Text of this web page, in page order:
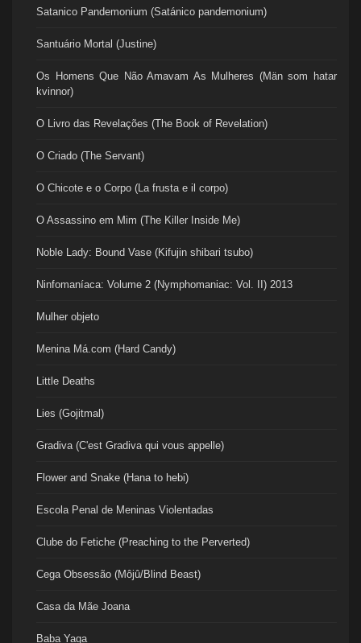
Satanico Pandemonium (Satánico pandemonium)
Santuário Mortal (Justine)
Os Homens Que Não Amavam As Mulheres (Män som hatar
kvinnor)
O Livro das Revelações (The Book of Revelation)
O Criado (The Servant)
O Chicote e o Corpo (La frusta e il corpo)
O Assassino em Mim (The Killer Inside Me)
Noble Lady: Bound Vase (Kifujin shibari tsubo)
Ninfomaníaca: Volume 2 (Nymphomaniac: Vol. II) 2013
Mulher objeto
Menina Má.com (Hard Candy)
Little Deaths
Lies (Gojitmal)
Gradiva (C'est Gradiva qui vous appelle)
Flower and Snake (Hana to hebi)
Escola Penal de Meninas Violentadas
Clube do Fetiche (Preaching to the Perverted)
Cega Obsessão (Môjû/Blind Beast)
Casa da Mãe Joana
Baba Yaga